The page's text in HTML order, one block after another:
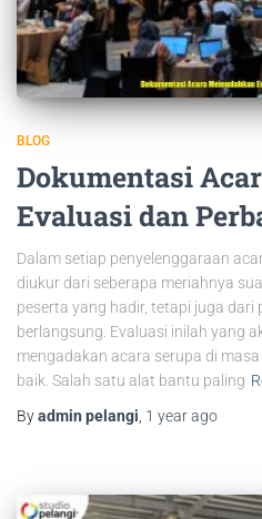
BLOG
Dokumentasi
Evaluasi dan
Dalam setiap penyelenggaraan
diukur dari seberapa meriahnya
peserta yang hadir, tetapi juga dari
berlangsung. Evaluasi inilah yang
mengadakan acara serupa di
baik. Salah satu alat bantu paling
Byadmin pelangi 1 yearago